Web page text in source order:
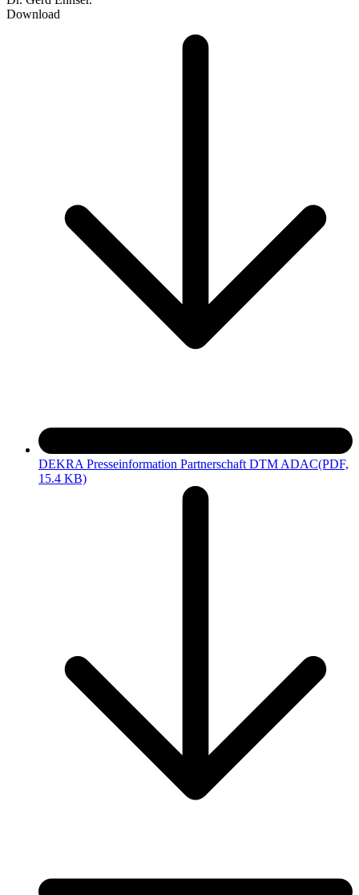
Download
DEKRA Presseinformation Partnerschaft DTM ADAC(PDF,
15.4 KB)